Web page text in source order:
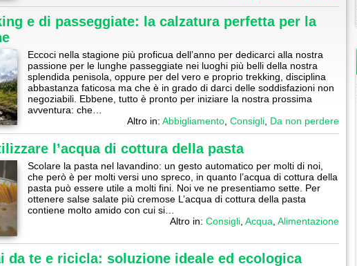
e di passeggiate: la calzatura perfetta per la
Eccoci nella stagione più proficua dell’anno per dedicarci alla nostra
passione per le lunghe passeggiate nei luoghi più belli della nostra
splendida penisola, oppure per del vero e proprio trekking, disciplina
abbastanza faticosa ma che è in grado di darci delle soddisfazioni non
negoziabili. Ebbene, tutto è pronto per iniziare la nostra prossima
avventura: che…
Altro in: Abbigliamento Consigli Da non perdere
l’acqua di cottura della pasta
Scolare la pasta nel lavandino: un gesto automatico per molti di noi,
che però è per molti versi uno spreco, in quanto l’acqua di cottura della
pasta può essere utile a molti fini. Noi ve ne presentiamo sette. Per
ottenere salse salate più cremose L’acqua di cottura della pasta
contiene molto amido con cui si…
Altro in: Consigli Acqua Alimentazione
da te e ricicla: soluzione ideale ed ecologica